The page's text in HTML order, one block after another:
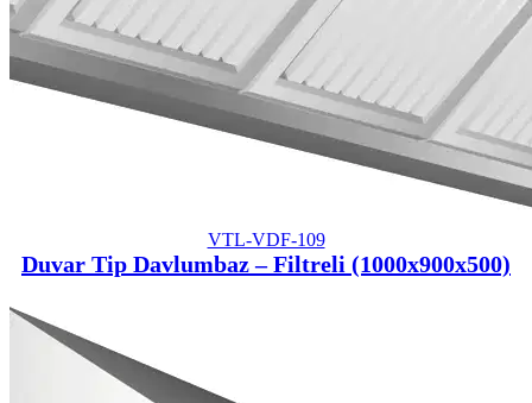
VTL-VDF-109
Duvar Tip Davlumbaz – Filtreli (1000x900x500)